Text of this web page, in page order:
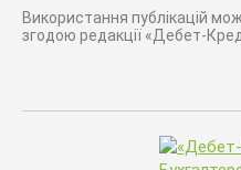
Використання публікацій
згодою редакції «Дебет-